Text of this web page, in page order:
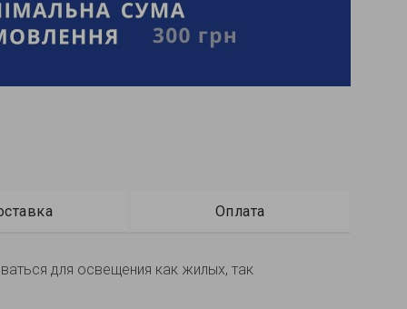
Оплата
для освещения как жилых, так